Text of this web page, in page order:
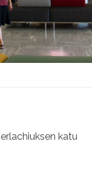
katu